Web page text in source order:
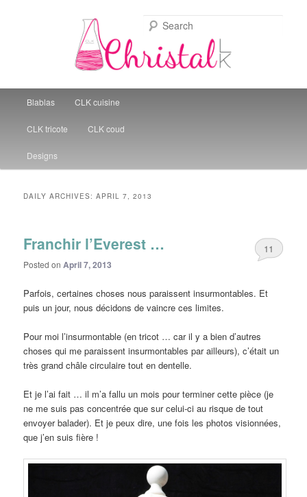
Christal Little Kitchen
Skip to primary content
Skip to secondary content
Blablas CLK cuisine
CLK tricote CLK coud
Designs
DAILY ARCHIVES:APRIL 7, 2013
Franchir l’Everest …
Posted onApril 7, 2013
11
Parfois, certaines choses nous paraissent insurmontables. Et
puis un jour, nous décidons de vaincre ces limites.
Pour moi l’insurmontable (en tricot … car il y a bien d’autres
choses qui me paraissent insurmontables par ailleurs), c’était un
très grand châle circulaire tout en dentelle.
Et je l’ai fait … il m’a fallu un mois pour terminer cette pièce (je
ne me suis pas concentrée que sur celui-ci au risque de tout
envoyer balader). Et je peux dire, une fois les photos visionnées,
que j’en suis fière !